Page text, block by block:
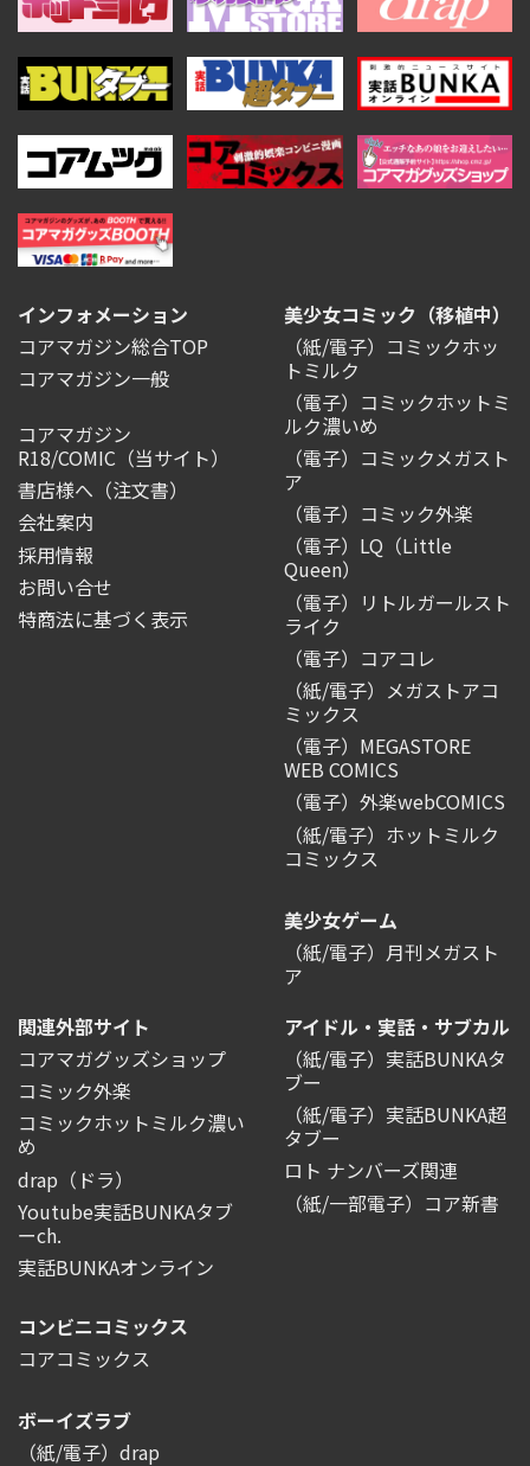
インフォメーション
コアマガジン総合TOP
コアマガジン一般
コアマガジン
R18/COMIC （当サイト）
書店様へ（注文書）
会社案内
採用情報
お問い合せ
特商法に基づく表示
美少女コミック（移植中）
（紙/電子）コミックホッ
トミルク
（電子）コミックホットミ
ルク濃いめ
（電子）コミックメガスト
ア
（電子）コミック外楽
（電子）LQ（Little
Queen）
（電子）リトルガールスト
ライク
（電子）コアコレ
（紙/電子）メガストアコ
ミックス
（電子）MEGASTORE
WEB COMICS
（電子）外楽webCOMICS
（紙/電子）ホットミルク
コミックス
美少女ゲーム
（紙/電子）月刊メガスト
ア
関連外部サイト
コアマガグッズショップ
コミック外楽
コミックホットミルク濃い
め
drap（ドラ）
Youtube実話BUNKAタブ
ーch.
実話BUNKAオンライン
アイドル・実話・サブカル
（紙/電子）実話BUNKAタ
ブー
（紙/電子）実話BUNKA超
タブー
ロト ナンバーズ関連
（紙/一部電子）コア新書
コンビニコミックス
コアコミックス
ボーイズラブ
（紙/電子）drap